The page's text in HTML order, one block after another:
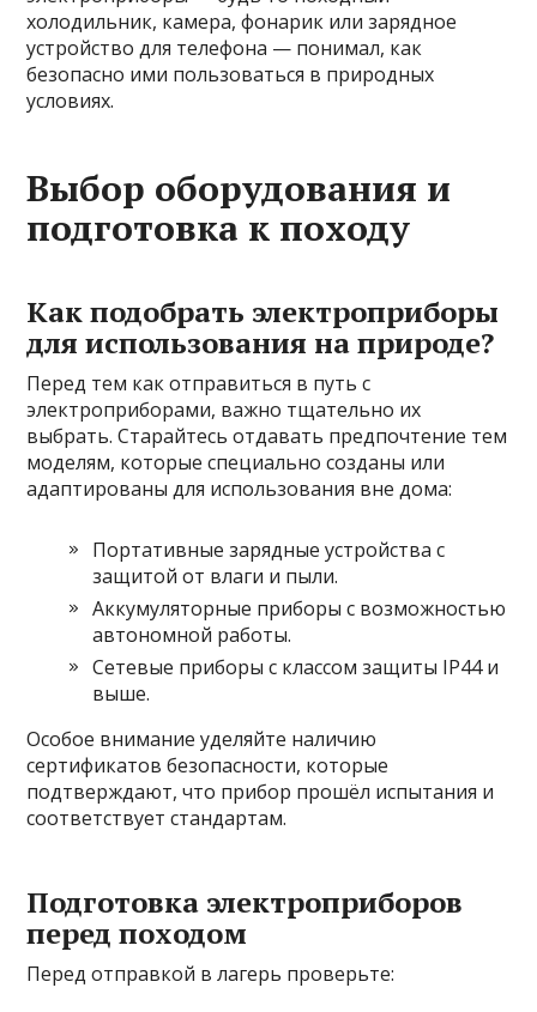
холодильник, камера, фонарик или зарядное
устройство для телефона — понимал, как
безопасно ими пользоваться в природных
условиях.
Выбор оборудования и
подготовка к походу
Как подобрать электроприборы
для использования на природе?
Перед тем как отправиться в путь с
электроприборами, важно тщательно их
выбрать. Старайтесь отдавать предпочтение тем
моделям, которые специально созданы или
адаптированы для использования вне дома:
Портативные зарядные устройства с
защитой от влаги и пыли.
Аккумуляторные приборы с возможностью
автономной работы.
Сетевые приборы с классом защиты IP44 и
выше.
Особое внимание уделяйте наличию
сертификатов безопасности, которые
подтверждают, что прибор прошёл испытания и
соответствует стандартам.
Подготовка электроприборов
перед походом
Перед отправкой в лагерь проверьте: